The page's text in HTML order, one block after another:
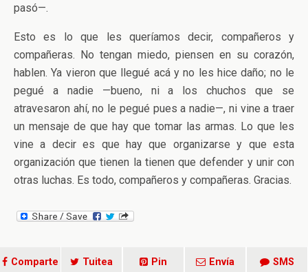
pasó—.
Esto es lo que les queríamos decir, compañeros y
compañeras. No tengan miedo, piensen en su corazón,
hablen. Ya vieron que llegué acá y no les hice daño; no le
pegué a nadie —bueno, ni a los chuchos que se
atravesaron ahí, no le pegué pues a nadie—, ni vine a traer
un mensaje de que hay que tomar las armas. Lo que les
vine a decir es que hay que organizarse y que esta
organización que tienen la tienen que defender y unir con
otras luchas. Es todo, compañeros y compañeras. Gracias.
Comparte Tuitea Pin Envía SMS